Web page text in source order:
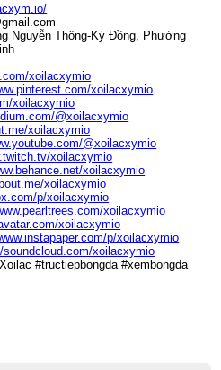
Nguyễn Thông-Kỳ Đồng, Phường
xoilacxymio
xoilacxymio
xoilacxymio
@xoilacxymio
xoilacxymio
@xoilacxymio
xoilacxymio
xoilacxymio
xoilacxymio
p/xoilacxymio
xoilacxymio
xoilacxymio
p/xoilacxymio
soundcloud.com/xoilacxymio
#tructiepbongda #xembongda